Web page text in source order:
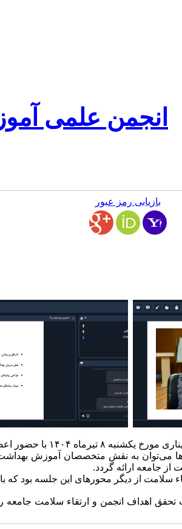
انجمن علمی
بازیابی رمز عبور
هیئت مدیره برگزار شد.
به نقش متخصصان آموزش
جامعه ارائه گردد.
از دیگر محورهای این جلسه بود که
اهداف انجمن و ارتقاء سلامت جامعه